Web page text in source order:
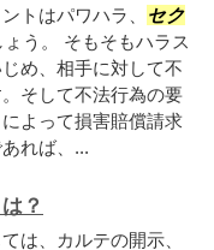
トはパワハラ、
セク
ょう。 そもそもハラス
め、相手に対して不
そして不法行為の要
よって損害賠償請求
れば、...
？
は、カルテの開示、